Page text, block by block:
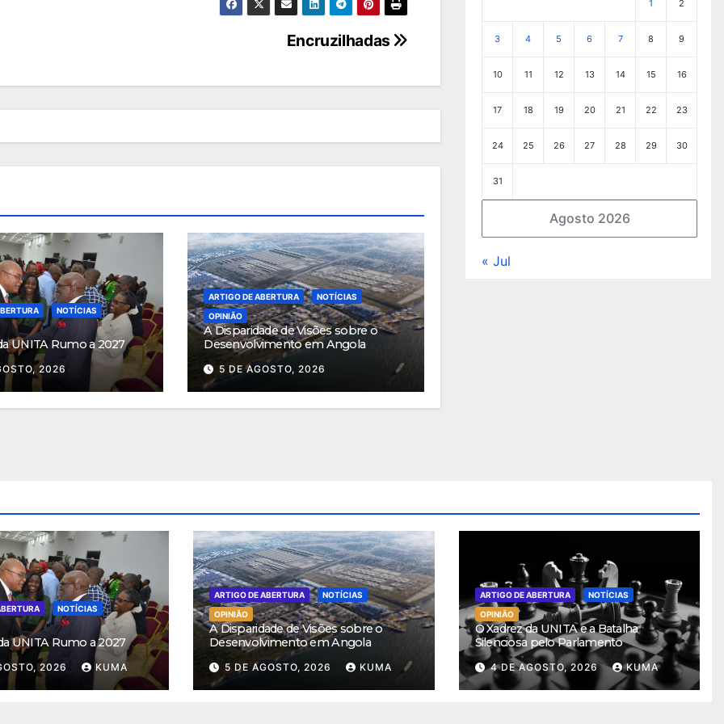
Encruzilhadas
NOTÍCIAS
UNITA Rumo a 2027
2026
ARTIGO DE ABERTURA
NOTÍCIAS
OPINIÃO
A Disparidade de Visões sobre o
Desenvolvimento em Angola
5 DE AGOSTO, 2026
Agosto 2026
1 2
3 4 5 6 7 8 9
10 11 12 13 14 15 16
17 18 19 20 21 22 23
24 25 26 27 28 29 30
31
« Jul
NOTÍCIAS
UNITA Rumo a 2027
2026 KUMA
ARTIGO DE ABERTURA
NOTÍCIAS
OPINIÃO
A Disparidade de Visões sobre o
Desenvolvimento em Angola
5 DE AGOSTO, 2026 KUMA
ARTIGO DE ABERTURA
NOTÍCIAS
OPINIÃO
O Xadrez da UNITA e a Batalha
Silenciosa pelo Parlamento
4 DE AGOSTO, 2026 KUMA